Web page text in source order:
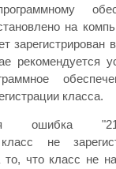
на
зарегистрирован
рекомендуется
класса.
ошибка
не
то, что класс не